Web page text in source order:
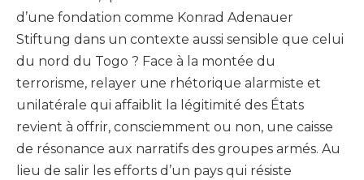
d’une fondation comme Konrad Adenauer
Stiftung dans un contexte aussi sensible que celui
du nord du Togo ? Face à la montée du
terrorisme, relayer une rhétorique alarmiste et
unilatérale qui affaiblit la légitimité des États
revient à offrir, consciemment ou non, une caisse
de résonance aux narratifs des groupes armés. Au
lieu de salir les efforts d’un pays qui résiste